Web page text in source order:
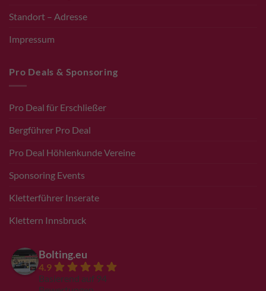
Standort – Adresse
Impressum
Pro Deals & Sponsoring
Pro Deal für Erschließer
Bergführer Pro Deal
Pro Deal Höhlenkunde Vereine
Sponsoring Events
Kletterführer Inserate
Klettern Innsbruck
Bolting.eu
4.9
Basierend auf 94